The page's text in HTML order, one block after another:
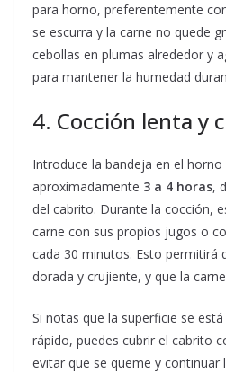
para horno, preferentemente
se escurra y la carne no quede
cebollas en plumas alrededor y
para mantener la humedad
4. Cocción lenta y
Introduce la bandeja en el
aproximadamente 3 a 4 horas,
del cabrito. Durante la cocción,
carne con sus propios jugos o
cada 30 minutos. Esto permitirá
dorada y crujiente, y que la
Si notas que la superficie se
rápido, puedes cubrir el cabrito
evitar que se queme y continuar